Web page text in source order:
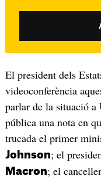
El president dels
videoconferència
parlar de la situació a
pública una nota en
trucada el primer
Johnson; el
Macron; el